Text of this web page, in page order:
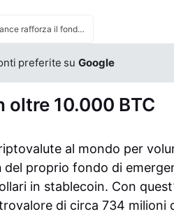
Binance rafforza il fondo SAFU con maxi acquisto di Bitcoin
preferite suGoogle
oltre 10.000 BTC
al mondo per
del proprio fondo di
in stablecoin. Con
di circa 734 milioni